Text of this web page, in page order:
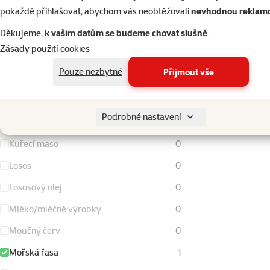
pokaždé přihlašovat, abychom vás neobtěžovalinevhodnou
Děkujeme,k vašim datům se budeme chovat slušně.
Zásady použití cookies
Pouze nezbytné
Přijmout vše
Podrobné nastavení
Hrášek
0
Jehněčí maso
0
Kachní maso
0
0
0
Kuřecí maso
0
Losos
0
Lososový olej
0
Mléko/mléčné výrobky
0
Moučný červ
0
Mořská řasa
1